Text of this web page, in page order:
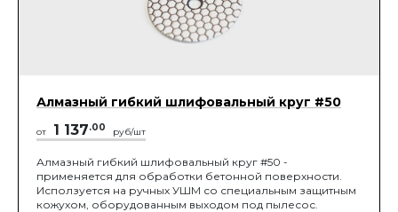
Алмазный гибкий шлифовальный круг #50
от 1 137.00 руб/шт
Алмазный гибкий шлифовальный круг #50 -
применяется для обработки бетонной поверхности.
Исползуется на ручных УШМ со специальным защитным
кожухом, оборудованным выходом под пылесос.